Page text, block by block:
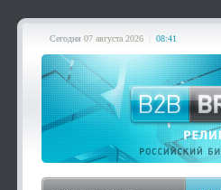
Сегодня 07 августа 2026 08:41